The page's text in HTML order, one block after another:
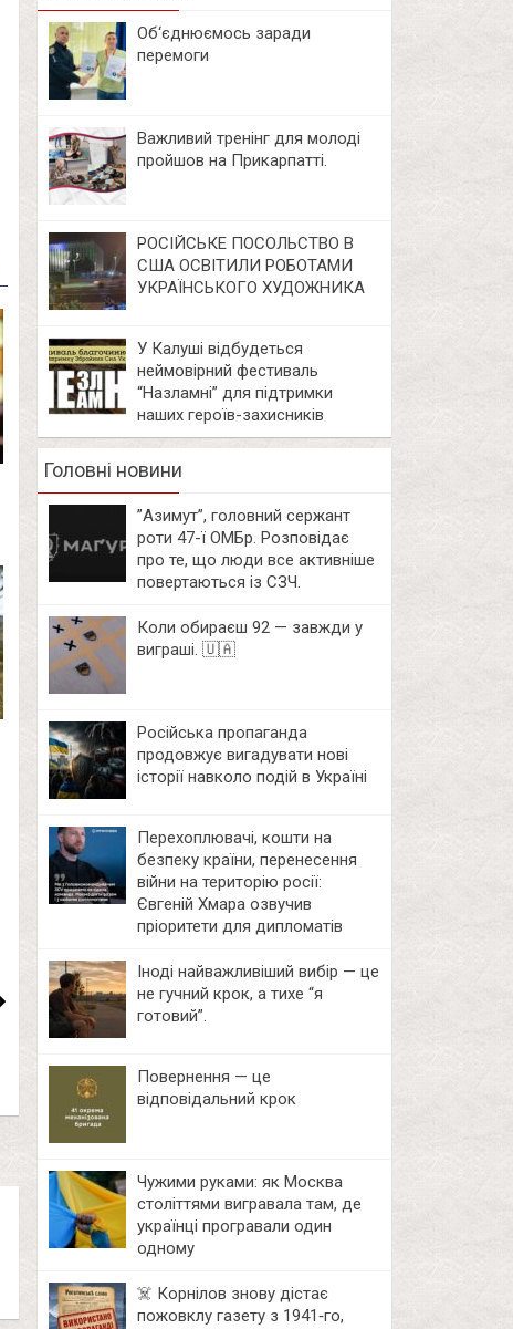
Об‘єднюємось заради
перемоги
Важливий тренінг для молоді
пройшов на Прикарпатті.
РОСІЙСЬКЕ ПОСОЛЬСТВО В
США ОСВІТИЛИ РОБОТАМИ
УКРАЇНСЬКОГО ХУДОЖНИКА
У Калуші відбудеться
неймовірний фестиваль
“Назламні” для підтримки
наших героїв-захисників
Головні новини
⁨”Азимут”, головний сержант
роти 47-ї ОМБр. Розповідає
про те, що люди все активніше
повертаються із СЗЧ.
Коли обираєш 92 — завжди у
виграші. 🇺🇦
Російська пропаганда
продовжує вигадувати нові
історії навколо подій в Україні
Перехоплювачі, кошти на
безпеку країни, перенесення
війни на територію росії:
Євгеній Хмара озвучив
пріоритети для дипломатів
Іноді найважливіший вибір — це
не гучний крок, а тихе “я
готовий”.
Повернення — це
відповідальний крок
Чужими руками: як Москва
століттями вигравала там, де
українці програвали один
одному
☠️ Корнілов знову дістає
пожовклу газету з 1941‑го,